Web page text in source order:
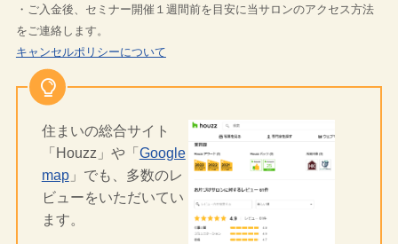
・ご入金後、セミナー開催１週間前を目安に当サロンのアクセス方法
をご連絡します。
キャンセルポリシーについて
住まいの総合サイト
「Houzz」や「Google
map」でも、多数のレ
ビューをいただいてい
ます。